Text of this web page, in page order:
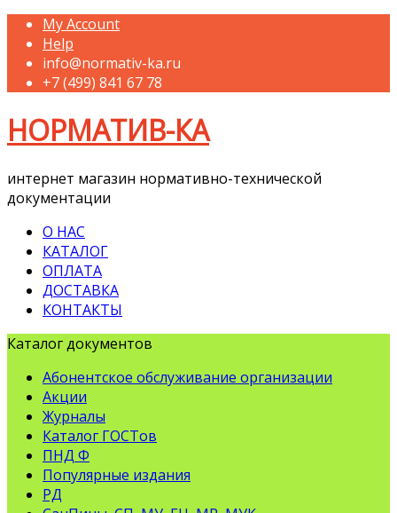
My Account
Help
info@normativ-ka.ru
+7 (499) 841 67 78
НОРМАТИВ-КА
интернет магазин нормативно-технической
документации
О НАС
КАТАЛОГ
ОПЛАТА
ДОСТАВКА
КОНТАКТЫ
Каталог документов
Абонентское обслуживание организации
Акции
Журналы
Каталог ГОСТов
ПНД Ф
Популярные издания
РД